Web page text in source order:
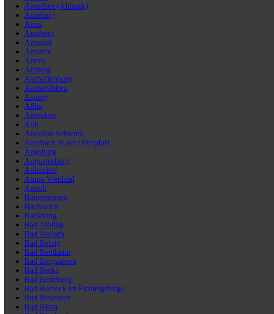
Arendsee (Altmark)
Arneburg
Arnis
Arnsberg
Arnstadt
Arnstein
Artern
Arzberg
Aschaffenburg
Aschersleben
Asperg
Aßlar
Attendorn
Aub
Aue-Bad Schlema
Auerbach in der Oberpfalz
Augsburg
Augustusburg
Aulendorf
Auma-Weidatal
Aurich
Babenhausen
Bacharach
Backnang
Bad Aibling
Bad Arolsen
Bad Belzig
Bad Bentheim
Bad Bergzabern
Bad Berka
Bad Berleburg
Bad Berneck im Fichtelgebirge
Bad Bevensen
Bad Bibra